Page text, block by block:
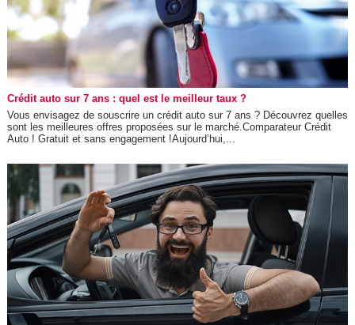
Crédit auto sur 7 ans : quel est le meilleur taux ?
Vous envisagez de souscrire un crédit auto sur 7 ans ? Découvrez quelles
sont les meilleures offres proposées sur le marché.Comparateur Crédit
Auto ! Gratuit et sans engagement !Aujourd’hui,...